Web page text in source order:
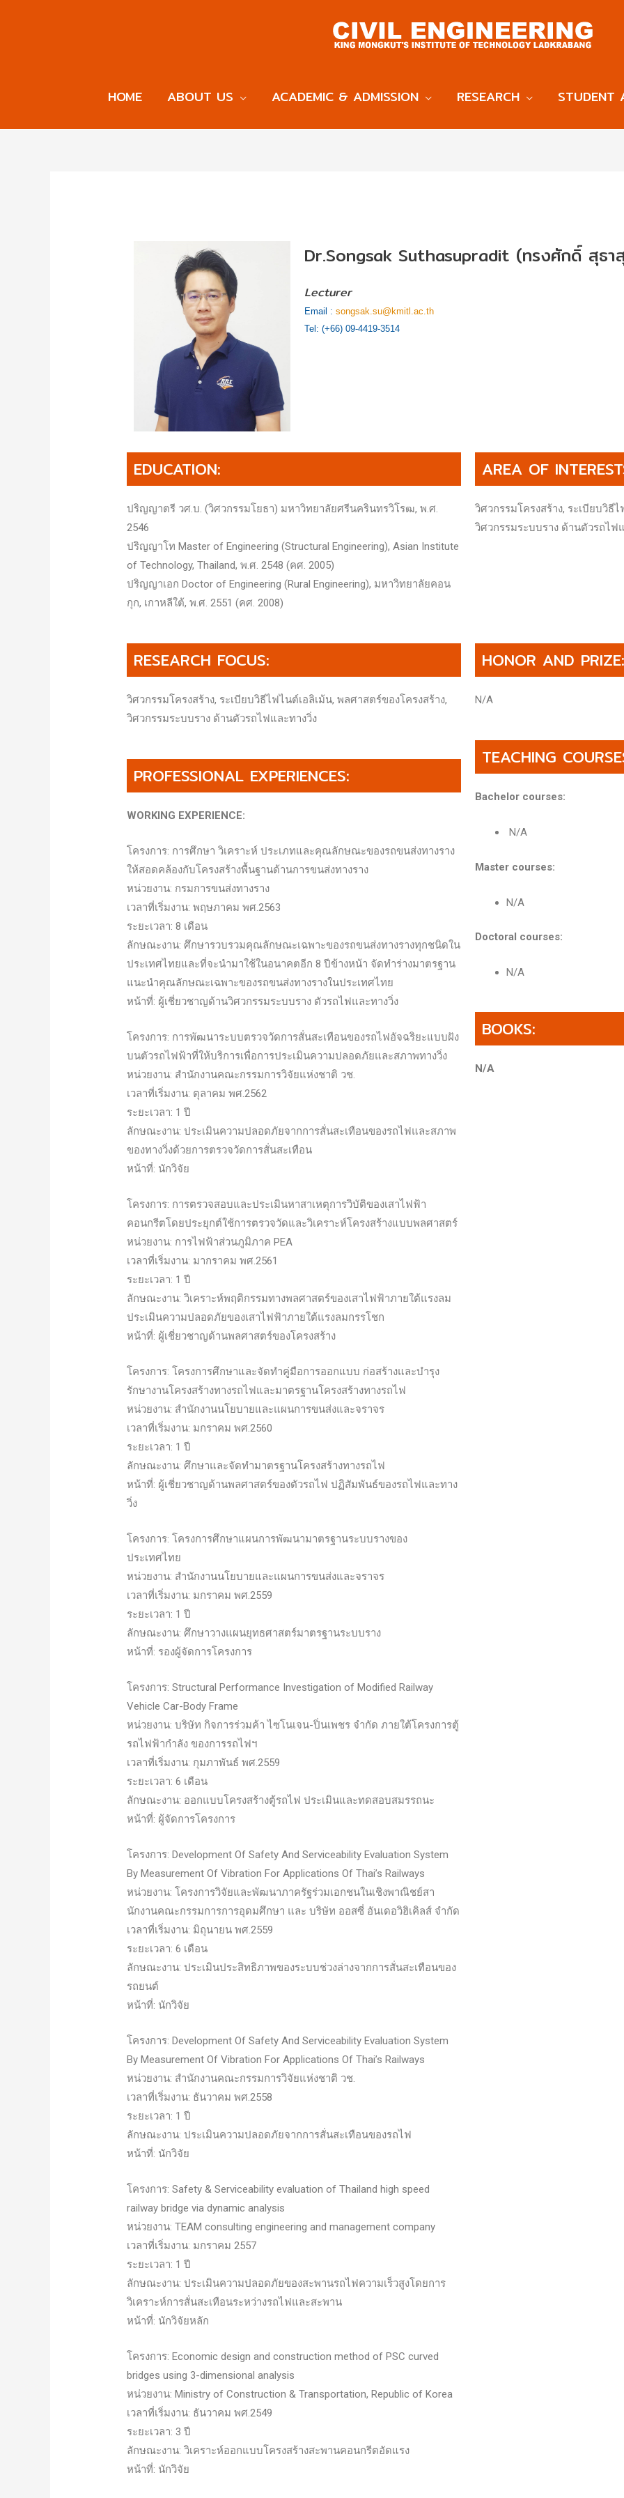
HOME ABOUT US ACADEMIC & ADMISSION RESEARCH STUDENT
Dr.Songsak Suthasupradit (ทรงศักดิ์ สุธา
Lecturer
Email :songsak.su@kmitl.ac.th
Tel: (+66) 09-4419-3514
EDUCATION:
ปริญญาตรี วศ.บ. (วิศวกรรมโยธา) มหาวิทยาลัยศรีนครินทรวิโรฒ, พ.ศ.
2546
ปริญญาโท Master of Engineering (Structural Engineering), Asian Institute
of Technology, Thailand, พ.ศ. 2548 (คศ. 2005)
ปริญญาเอก Doctor of Engineering (Rural Engineering), มหาวิทยาลัยคอน
กุก, เกาหลีใต้, พ.ศ. 2551 (คศ. 2008)
AREA OF
วิศวกรรมโครงสร้าง, ระเบียบวิธี
วิศวกรรมระบบราง ด้านตัวรถไฟ
RESEARCH FOCUS:
วิศวกรรมโครงสร้าง, ระเบียบวิธีไฟไนต์เอลิเม้น, พลศาสตร์ของโครงสร้าง,
วิศวกรรมระบบราง ด้านตัวรถไฟและทางวิ่ง
PROFESSIONAL EXPERIENCES:
WORKING EXPERIENCE:
โครงการ: การศึกษา วิเคราะห์ ประเภทและคุณลักษณะของรถขนส่งทางราง
ให้สอดคล้องกับโครงสร้างพื้นฐานด้านการขนส่งทางราง
หน่วยงาน: กรมการขนส่งทางราง
เวลาที่เริ่มงาน: พฤษภาคม พศ.2563
ระยะเวลา: 8 เดือน
ลักษณะงาน: ศึกษารวบรวมคุณลักษณะเฉพาะของรถขนส่งทางรางทุกชนิดใน
ประเทศไทยและที่จะนำมาใช้ในอนาคตอีก 8 ปีข้างหน้า จัดทำร่างมาตรฐาน
แนะนำคุณลักษณะเฉพาะของรถขนส่งทางรางในประเทศไทย
หน้าที่: ผู้เชี่ยวชาญด้านวิศวกรรมระบบราง ตัวรถไฟและทางวิ่ง
โครงการ: การพัฒนาระบบตรวจวัดการสั่นสะเทือนของรถไฟอัจฉริยะแบบฝัง
บนตัวรถไฟฟ้าที่ให้บริการเพื่อการประเมินความปลอดภัยและสภาพทางวิ่ง
หน่วยงาน: สำนักงานคณะกรรมการวิจัยแห่งชาติ วช.
เวลาที่เริ่มงาน: ตุลาคม พศ.2562
ระยะเวลา: 1 ปี
ลักษณะงาน: ประเมินความปลอดภัยจากการสั่นสะเทือนของรถไฟและสภาพ
ของทางวิ่งด้วยการตรวจวัดการสั่นสะเทือน
หน้าที่: นักวิจัย
โครงการ: การตรวจสอบและประเมินหาสาเหตุการวิบัติของเสาไฟฟ้า
คอนกรีตโดยประยุกต์ใช้การตรวจวัดและวิเคราะห์โครงสร้างแบบพลศาสตร์
หน่วยงาน: การไฟฟ้าส่วนภูมิภาค PEA
เวลาที่เริ่มงาน: มากราคม พศ.2561
ระยะเวลา: 1 ปี
ลักษณะงาน: วิเคราะห์พฤติกรรมทางพลศาสตร์ของเสาไฟฟ้าภายใต้แรงลม
ประเมินความปลอดภัยของเสาไฟฟ้าภายใต้แรงลมกรรโชก
หน้าที่: ผู้เชี่ยวชาญด้านพลศาสตร์ของโครงสร้าง
โครงการ: โครงการศึกษาและจัดทำคู่มือการออกแบบ ก่อสร้างและบำรุง
รักษางานโครงสร้างทางรถไฟและมาตรฐานโครงสร้างทางรถไฟ
หน่วยงาน: สำนักงานนโยบายและแผนการขนส่งและจราจร
เวลาที่เริ่มงาน: มกราคม พศ.2560
ระยะเวลา: 1 ปี
ลักษณะงาน: ศึกษาและจัดทำมาตรฐานโครงสร้างทางรถไฟ
หน้าที่: ผู้เชี่ยวชาญด้านพลศาสตร์ของตัวรถไฟ ปฏิสัมพันธ์ของรถไฟและทาง
วิ่ง
โครงการ: โครงการศึกษาแผนการพัฒนามาตรฐานระบบรางของ
ประเทศไทย
หน่วยงาน: สำนักงานนโยบายและแผนการขนส่งและจราจร
เวลาที่เริ่มงาน: มกราคม พศ.2559
ระยะเวลา: 1 ปี
ลักษณะงาน: ศึกษาวางแผนยุทธศาสตร์มาตรฐานระบบราง
หน้าที่: รองผู้จัดการโครงการ
โครงการ: Structural Performance Investigation of Modified Railway
Vehicle Car-Body Frame
หน่วยงาน: บริษัท กิจการร่วมค้า ไซโนเจน-ปิ่นเพชร จำกัด ภายใต้โครงการตู้
รถไฟฟ้ากำลัง ของการรถไฟฯ
เวลาที่เริ่มงาน: กุมภาพันธ์ พศ.2559
ระยะเวลา: 6 เดือน
ลักษณะงาน: ออกแบบโครงสร้างตู้รถไฟ ประเมินและทดสอบสมรรถนะ
หน้าที่: ผู้จัดการโครงการ
โครงการ: Development Of Safety And Serviceability Evaluation System
By Measurement Of Vibration For Applications Of Thai’s Railways
หน่วยงาน: โครงการวิจัยและพัฒนาภาครัฐร่วมเอกชนในเชิงพาณิชย์สา
นักงานคณะกรรมการการอุดมศึกษา และ บริษัท ออสซี่ อันเดอวิฮิเคิลส์ จำกัด
เวลาที่เริ่มงาน: มิถุนายน พศ.2559
ระยะเวลา: 6 เดือน
ลักษณะงาน: ประเมินประสิทธิภาพของระบบช่วงล่างจากการสั่นสะเทือนของ
รถยนต์
หน้าที่: นักวิจัย
โครงการ: Development Of Safety And Serviceability Evaluation System
By Measurement Of Vibration For Applications Of Thai’s Railways
หน่วยงาน: สำนักงานคณะกรรมการวิจัยแห่งชาติ วช.
เวลาที่เริ่มงาน: ธันวาคม พศ.2558
ระยะเวลา: 1 ปี
ลักษณะงาน: ประเมินความปลอดภัยจากการสั่นสะเทือนของรถไฟ
หน้าที่: นักวิจัย
โครงการ: Safety & Serviceability evaluation of Thailand high speed
railway bridge via dynamic analysis
หน่วยงาน: TEAM consulting engineering and management company
เวลาที่เริ่มงาน: มกราคม 2557
ระยะเวลา: 1 ปี
ลักษณะงาน: ประเมินความปลอดภัยของสะพานรถไฟความเร็วสูงโดยการ
วิเคราะห์การสั่นสะเทือนระหว่างรถไฟและสะพาน
หน้าที่: นักวิจัยหลัก
โครงการ: Economic design and construction method of PSC curved
bridges using 3-dimensional analysis
หน่วยงาน: Ministry of Construction & Transportation, Republic of Korea
เวลาที่เริ่มงาน: ธันวาคม พศ.2549
ระยะเวลา: 3 ปี
ลักษณะงาน: วิเคราะห์ออกแบบโครงสร้างสะพานคอนกรีตอัดแรง
หน้าที่: นักวิจัย
HONOR AND PRIZE:
N/A
TEACHING
Bachelor courses:
N/A
Master courses:
N/A
Doctoral courses:
N/A
BOOKS:
N/A